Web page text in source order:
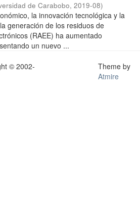
de Carabobo, 2019-08)
la innovación tecnológica y la
generación de los residuos de
(RAEE) ha aumentado
un nuevo ...
© 2002-
Theme by
Atmire